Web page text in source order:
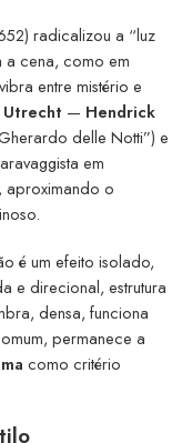
radicalizou a “luz
a cena, como em
entre mistério e
Utrecht — Hendrick
delle Notti”) e
em
aproximando o
é um efeito isolado,
e direcional, estrutura
densa, funciona
permanece a
como critério